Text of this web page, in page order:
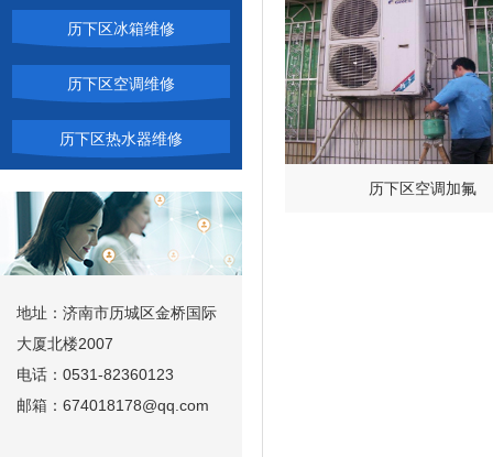
历下区冰箱维修
历下区空调维修
历下区热水器维修
地址：济南市历城区金桥国际
大厦北楼2007
电话：0531-82360123
邮箱：674018178@qq.com
历下区空调加氟